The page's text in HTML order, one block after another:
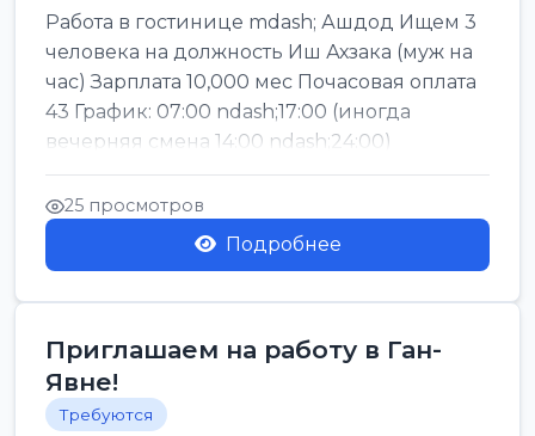
Работа в гостинице mdash; Ашдод Ищем 3
человека на должность Иш Ахзака (муж на
час) Зарплата 10,000 мес Почасовая оплата
43 График: 07:00 ndash;17:00 (иногда
вечерняя смена 14:00 ndash;24:00)
Обязател...
25 просмотров
Подробнее
Приглашаем на работу в Ган-
Явне!
Требуются